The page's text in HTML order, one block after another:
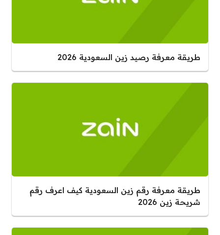
طريقة معرفة رصيد زين السعودية 2026
طريقة معرفة رقم زين السعودية كيف اعرف رقم
شريحة زين 2026